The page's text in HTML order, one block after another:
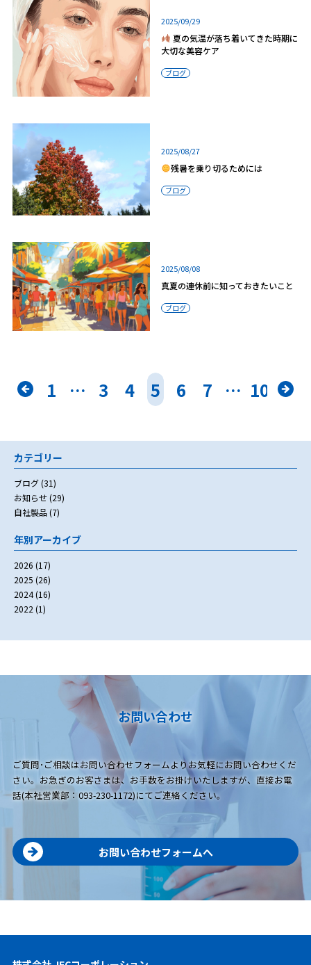
2025/09/29
夏の気温が落ち着いてきた時期に
大切な美容ケア
ブログ
2025/08/27
残暑を乗り切るためには
ブログ
2025/08/08
真夏の連休前に知っておきたいこと
ブログ
1 … 3 4 5 6 7 … 10
カテゴリー
ブログ(31)
お知らせ(29)
自社製品(7)
年別アーカイブ
2026 (17)
2025 (26)
2024(16)
2022 (1)
お問い合わせ
ご質問･ご相談はお問い合わせフォームよりお気軽にお問い合わせくだ
さい。お急ぎのお客さまは、お手数をお掛けいたしますが、直接お電
話(本社営業部：093-230-1172)にてご連絡ください。
お問い合わせフォームへ